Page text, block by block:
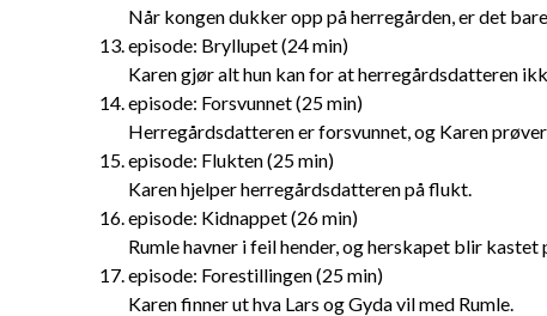
Når kongen dukker opp på herregården, er det bare
episode: Bryllupet (24 min)
Karen gjør alt hun kan for at herregårdsdatteren
episode: Forsvunnet (25 min)
Herregårdsdatteren er forsvunnet, og Karen prøver
episode: Flukten (25 min)
Karen hjelper herregårdsdatteren på flukt.
episode: Kidnappet (26 min)
Rumle havner i feil hender, og herskapet blir kastet
episode: Forestillingen (25 min)
Karen finner ut hva Lars og Gyda vil med Rumle.